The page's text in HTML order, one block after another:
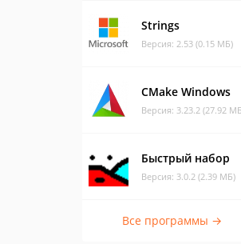
Strings
Версия: 2.53 (0.15 МБ)
CMake Windows
Версия: 3.23.2 (27.92
Быстрый набор
Версия: 3.0.2 (2.39 МБ)
Все программы →